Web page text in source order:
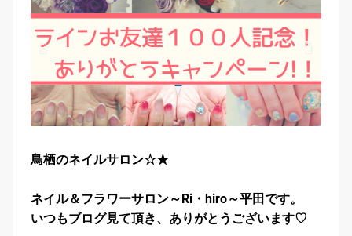
鳥栖のネイルサロン☆★
ネイル＆フラワーサロン～Ri・hiro～平田です。
いつもブログ見て頂き、ありがとうございます♡